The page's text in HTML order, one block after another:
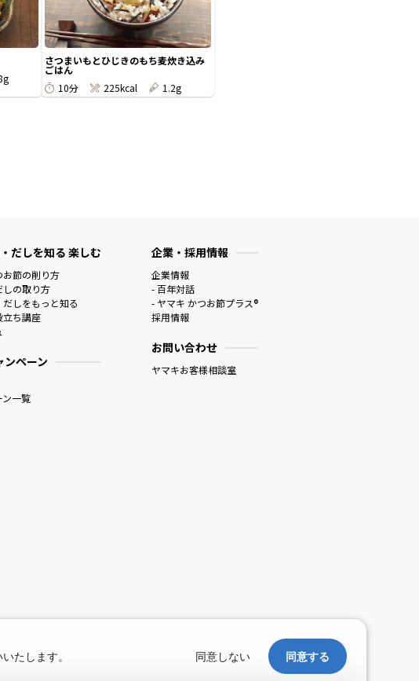
さつまいもとひじきのもち麦炊き込み
ごはん
10分
225kcal 1.2g
だしを知る 楽しむ
お節の削り方
しの取り方
しをもっと知る
立ち講座
ンペーン
ン一覧
企業・採用情報
企業情報
- 百年対話
- ヤマキ かつお節プラス®
採用情報
お問い合わせ
ヤマキお客様相談室
たします。 同意しない 同意する